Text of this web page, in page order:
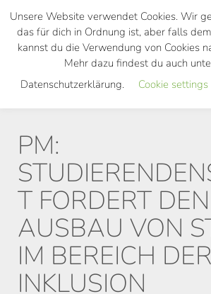
Skip
main
PM:
T FORDERT DEN
AUSBAU VON
IM BEREICH DER
INKLUSION
Unsere Website verwendet Cookies. Wir
das für dich in Ordnung ist, aber falls
kannst du die Verwendung von Cookies
Mehr dazu findest du auch
Datenschutzerklärung.
Cookie settings